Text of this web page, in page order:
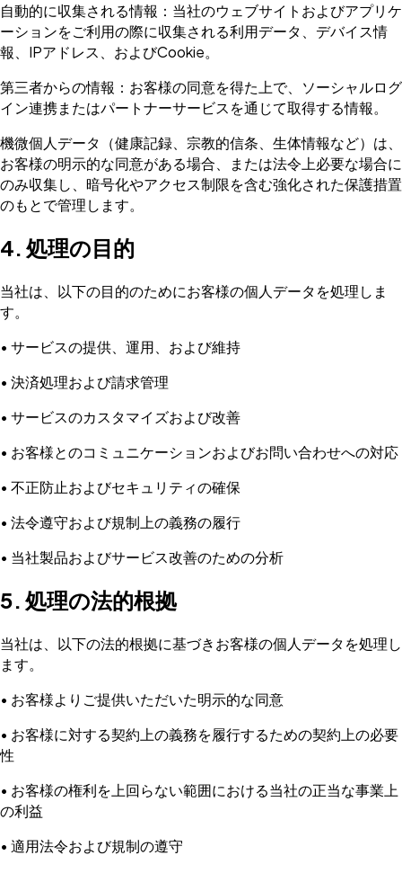
自動的に収集される情報：当社のウェブサイトおよびアプリケ
ーションをご利用の際に収集される利用データ、デバイス情
報、IPアドレス、およびCookie。
第三者からの情報：お客様の同意を得た上で、ソーシャルログ
イン連携またはパートナーサービスを通じて取得する情報。
機微個人データ（健康記録、宗教的信条、生体情報など）は、
お客様の明示的な同意がある場合、または法令上必要な場合に
のみ収集し、暗号化やアクセス制限を含む強化された保護措置
のもとで管理します。
4. 処理の目的
当社は、以下の目的のためにお客様の個人データを処理しま
す。
• サービスの提供、運用、および維持
• 決済処理および請求管理
• サービスのカスタマイズおよび改善
• お客様とのコミュニケーションおよびお問い合わせへの対応
• 不正防止およびセキュリティの確保
• 法令遵守および規制上の義務の履行
• 当社製品およびサービス改善のための分析
5. 処理の法的根拠
当社は、以下の法的根拠に基づきお客様の個人データを処理し
ます。
• お客様よりご提供いただいた明示的な同意
• お客様に対する契約上の義務を履行するための契約上の必要
性
• お客様の権利を上回らない範囲における当社の正当な事業上
の利益
• 適用法令および規制の遵守